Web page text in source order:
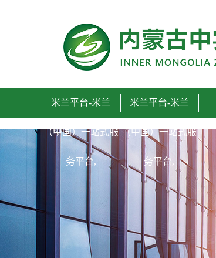
米兰平台-米兰
（中国）一站式服
务平台,
米兰平台-米兰
（中国）一站式服
务平台,